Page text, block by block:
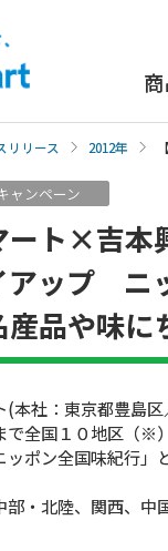
リリース 2012年
ャンペーン
ート×吉本
アップ ニ
品や味
本社：東京都豊島
で全国１０地区（※
ポン全国味紀行」
・北陸、関西、中